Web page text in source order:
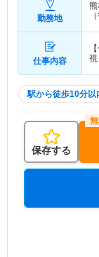
勤務地
熊
仕事内容
駅から徒歩10分以
保存する